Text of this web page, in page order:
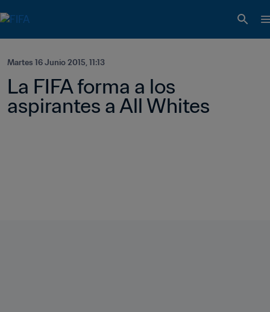
Martes 16 Junio 2015, 11:13
La FIFA forma a los
aspirantes a All Whites